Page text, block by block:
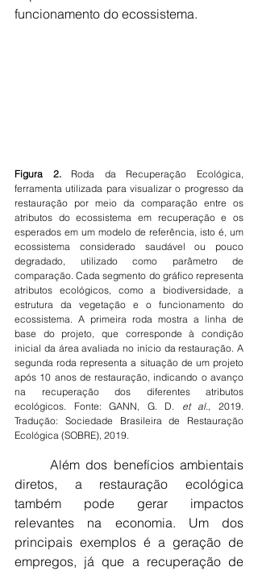
funcionamento do ecossistema.
Figura 2. Roda da Recuperação Ecológica,
ferramenta utilizada para visualizar o progresso da
restauração por meio da comparação entre os
atributos do ecossistema em recuperação e os
esperados em um modelo de referência, isto é, um
ecossistema considerado saudável ou pouco
degradado, utilizado como parâmetro de
comparação. Cada segmento do gráfico representa
atributos ecológicos, como a biodiversidade, a
estrutura da vegetação e o funcionamento do
ecossistema. A primeira roda mostra a linha de
base do projeto, que corresponde à condição
inicial da área avaliada no início da restauração. A
segunda roda representa a situação de um projeto
após 10 anos de restauração, indicando o avanço
na recuperação dos diferentes atributos
ecológicos. Fonte: GANN, G. D. et al., 2019.
Tradução: Sociedade Brasileira de Restauração
Ecológica (SOBRE), 2019.
diretos, a restauração ecológica
também pode gerar impactos
relevantes na economia. Um dos
principais exemplos é a geração de
empregos, já que a recuperação de